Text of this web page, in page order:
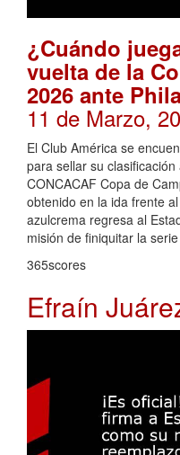
¿Cuándo
vuelta de la
2026 ante
11 de Marzo,
El Club América se
para sellar su
CONCACAF Copa de
obtenido en la ida frente
azulcrema regresa al
misión de finiquitar la
365scores
Efraín